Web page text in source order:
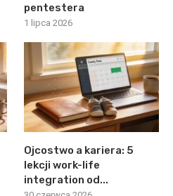
pentestera
1 lipca 2026
Ojcostwo a kariera: 5
lekcji work-life
integration od...